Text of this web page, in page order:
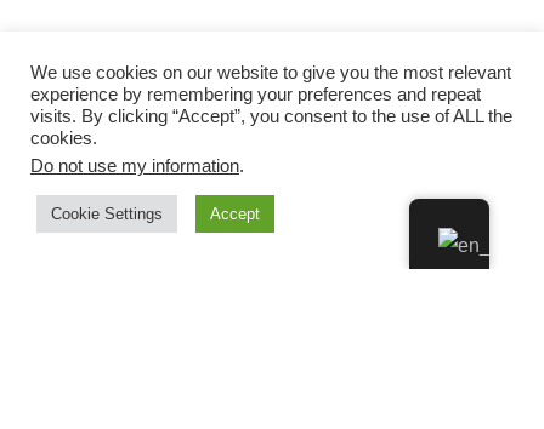
We use cookies on our website to give you the most relevant
experience by remembering your preferences and repeat
visits. By clicking “Accept”, you consent to the use of ALL the
cookies.
Do not use my information.
Cookie Settings Accept